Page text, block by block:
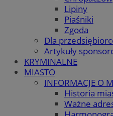
Lipiny
Piaśniki
Zgoda
Dla
Artykuły
KRYMINALNE
MIASTO
INFORMACJE O
Historia
Ważne